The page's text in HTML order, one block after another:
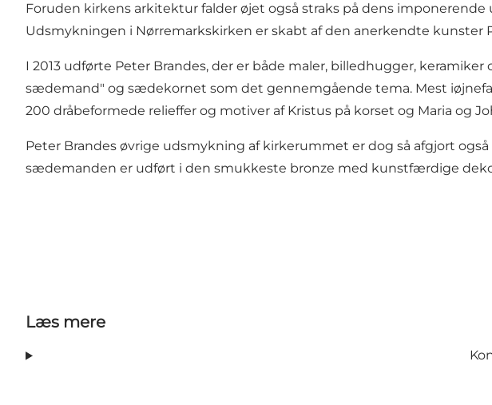
Foruden kirkens arkitektur falder øjet også straks på dens
Udsmykningen i Nørremarkskirken er skabt af den anerkendte kunster
I 2013 udførte Peter Brandes, der er både maler, billedhugger,
sædemand" og sædekornet som det gennemgående tema. Mest
200 dråbeformede relieffer og motiver af Kristus på korset og Maria og
Peter Brandes øvrige udsmykning af kirkerummet er dog så afgjort
sædemanden er udført i den smukkeste bronze med kunstfærdige
Læs mere